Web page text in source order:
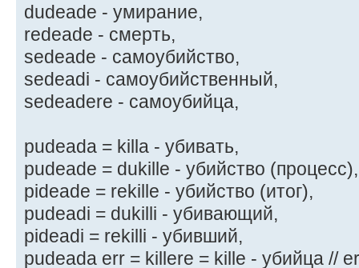
dudeade - умирание,
redeade - смерть,
sedeade - самоубийство,
sedeadi - самоубийственный,
sedeadere - самоубийца,
pudeada = killa - убивать,
pudeade = dukille - убийство (процесс),
pideade = rekille - убийство (итог),
pudeadi = dukilli - убивающий,
pideadi = rekilli - убивший,
pudeada err = killere = kille - убийца //